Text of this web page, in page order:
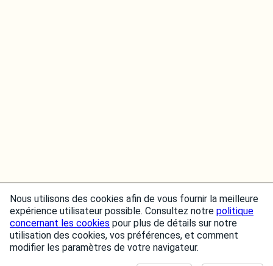
Nous utilisons des cookies afin de vous fournir la meilleure
expérience utilisateur possible. Consultez notre politique
concernant les cookies pour plus de détails sur notre
utilisation des cookies, vos préférences, et comment
modifier les paramètres de votre navigateur.